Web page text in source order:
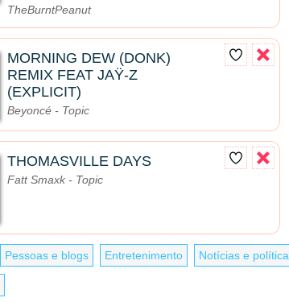
TheBurntPeanut
MORNING DEW (DONK)
REMIX FEAT JAŸ-Z
(EXPLICIT)
Beyoncé - Topic
THOMASVILLE DAYS
Fatt Smaxk - Topic
Pessoas e blogs Entretenimento Notícias e política